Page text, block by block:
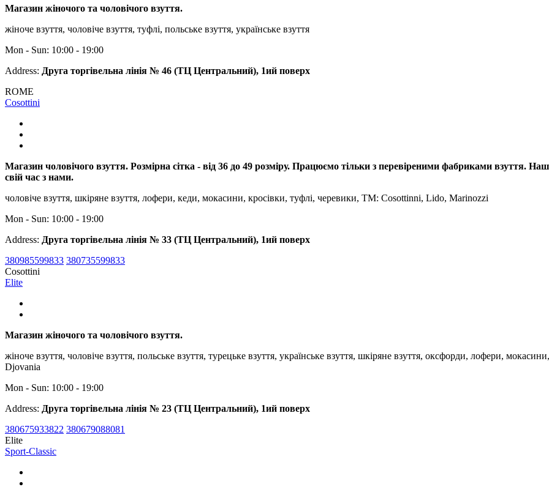
Магазин жіночого та чоловічого взуття.
жіноче взуття, чоловіче взуття, туфлі, польське взуття, українське взуття
Mon - Sun: 10:00 - 19:00
Address: Друга торгівельна лінія № 46 (ТЦ Центральний), 1ий поверх
ROME
Cosottini
Магазин чоловічого взуття. Розмірна сітка - від 36 до 49 розміру. Працюємо тільки з перевіреними фабриками взуття.
свій час з нами.
чоловіче взуття, шкіряне взуття, лофери, кеди, мокасини, кросівки, туфлі, черевики, TM: Cosottinni, Lido, Marinozzi
Mon - Sun: 10:00 - 19:00
Address: Друга торгівельна лінія № 33 (ТЦ Центральний), 1ий поверх
380985599833 380735599833
Cosottini
Elite
Магазин жіночого та чоловічого взуття.
жіноче взуття, чоловіче взуття, польське взуття, турецьке взуття, українське взуття, шкіряне взуття, оксфорди, лофери,
Djovania
Mon - Sun: 10:00 - 19:00
Address: Друга торгівельна лінія № 23 (ТЦ Центральний), 1ий поверх
380675933822 380679088081
Elite
Sport-Classic